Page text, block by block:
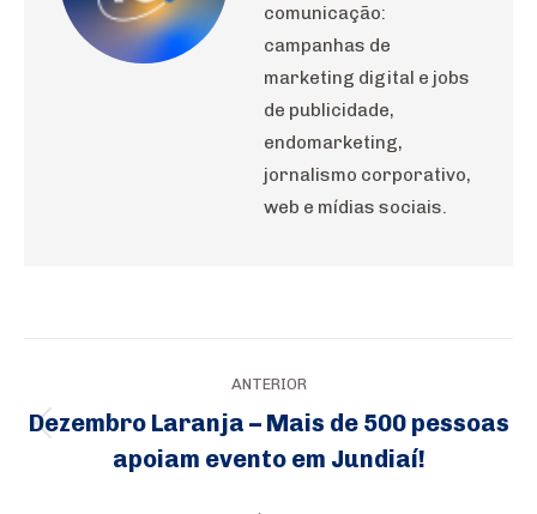
comunicação:
campanhas de
marketing digital e jobs
de publicidade,
endomarketing,
jornalismo corporativo,
web e mídias sociais.
de
post:
ANTERIOR
Dezembro Laranja – Mais de 500 pessoas
apoiam evento em Jundiaí!